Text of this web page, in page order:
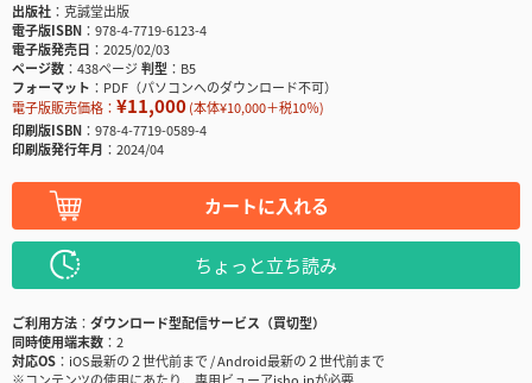
出版社
克誠堂出版
電子版ISBN
978-4-7719-6123-4
電子版発売日
2025/02/03
ページ数
438ページ判型
B5
フォーマット
PDF（パソコンへのダウンロード不可）
電子版販売価格： ¥11,000(本体¥10,000＋税10％)
印刷版ISBN
978-4-7719-0589-4
印刷版発行年月
2024/04
カートに入れる
ちょっと立ち読み
ご利用方法
ダウンロード型配信サービス（買切型）
同時使用端末数
2
対応OS
iOS最新の２世代前まで / Android最新の２世代前まで